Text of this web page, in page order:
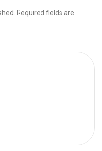
Required fields are